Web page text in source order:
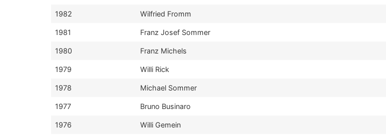
1982 Wilfried Fromm
1981 Franz Josef Sommer
1980 Franz Michels
1979 Willi Rick
1978 Michael Sommer
1977 Bruno Businaro
1976 Willi Gemein